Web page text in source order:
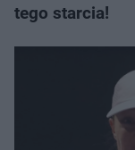
tego starcia!